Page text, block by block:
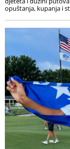
opuštanja, kupanja i